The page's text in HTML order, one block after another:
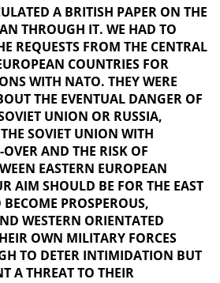
A BRITISH PAPER ON THE
THROUGH IT. WE HAD TO
REQUESTS FROM THE CENTRAL
COUNTRIES FOR
WITH NATO. THEY WERE
THE EVENTUAL DANGER OF
UNION OR RUSSIA,
SOVIET UNION WITH
OVER AND THE RISK OF
EASTERN EUROPEAN
AIM SHOULD BE FOR THE EAST
PROSPEROUS,
WESTERN ORIENTATED
OWN MILITARY FORCES
TO DETER INTIMIDATION BUT
A THREAT TO THEIR